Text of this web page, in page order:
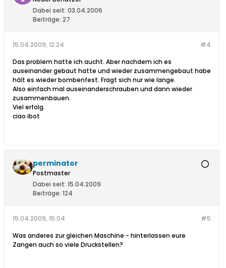
Dabei seit: 03.04.2006
Beiträge: 27
#4
15.04.2009, 12:24
Das problem hatte ich aucht. Aber nachdem ich es
auseinander gebaut hatte und wieder zusammengebaut habe
hält es wieder bombenfest. Fragt sich nur wie lange.
Also einfach mal auseinanderschrauben und dann wieder
zusammenbauen.
Viel erfolg.
ciao ibot
perminator
Postmaster
Dabei seit: 15.04.2009
Beiträge: 124
#5
15.04.2009, 15:04
Was anderes zur gleichen Maschine - hinterlassen eure
Zangen auch so viele Druckstellen?